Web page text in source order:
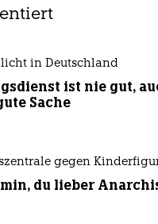
in Deutschland
ist nie gut,
Sache
gegen
du lieber